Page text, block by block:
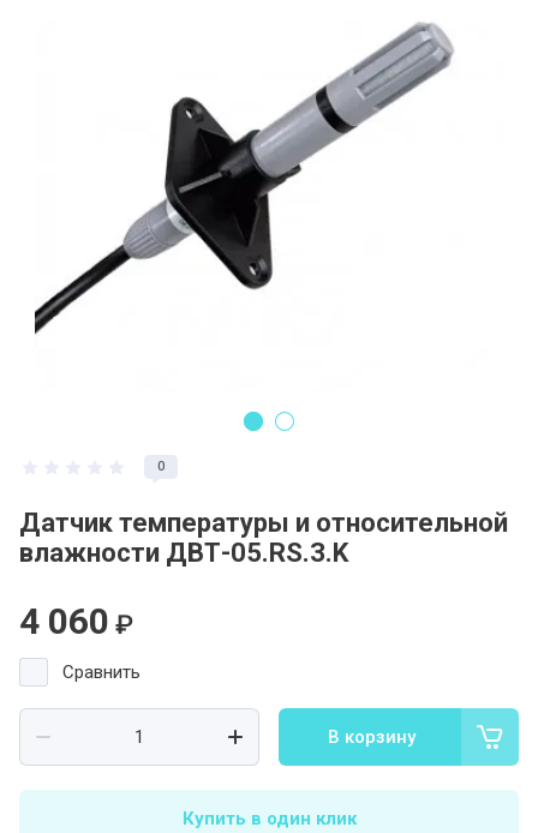
Пользовательское соглашение
Полезная информация
0
Датчик температуры и относительной
влажности ДВТ-05.RS.З.K
4 060 ₽
Сравнить
В корзину
Купить в один клик